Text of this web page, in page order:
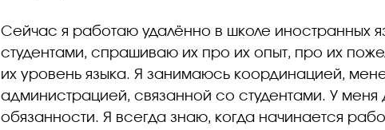
Сейчас я работаю удалённо в школе иностранных
студентами, спрашиваю их про их опыт, про их
их уровень языка. Я занимаюсь координацией,
администрацией, связанной со студентами. У меня
обязанности. Я всегда знаю, когда начинается